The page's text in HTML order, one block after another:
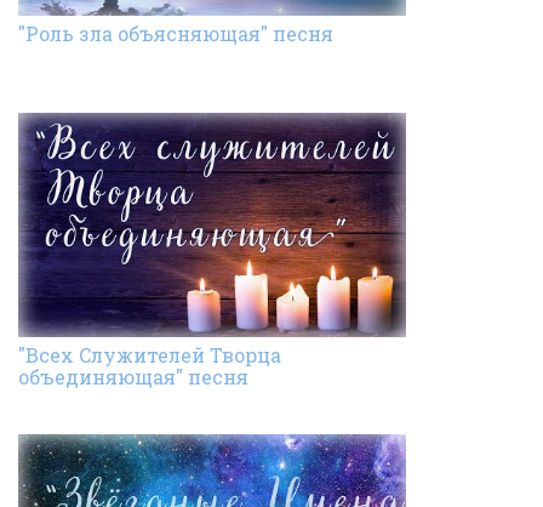
"Роль зла объясняющая" песня
"Всех Cлужителей Творца
объединяющая" песня